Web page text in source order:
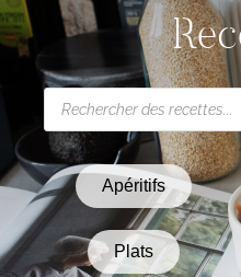
Apéritifs
Plats